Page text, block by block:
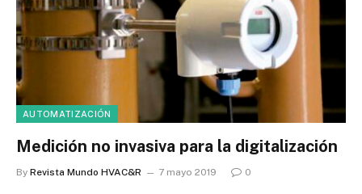
AUTOMATIZACIÓN
Medición no invasiva para la digitalización
By Revista Mundo HVAC&R 7 mayo 2019 0